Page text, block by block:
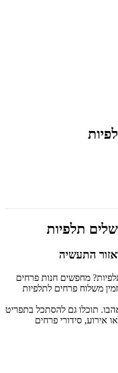
תלפיות
התעשיה
מחפשים חנות פרחים
משלוח פרחים לתלפיות
תוכלו גם להסתכל בתפריט
אירוע, סידורי פרחים